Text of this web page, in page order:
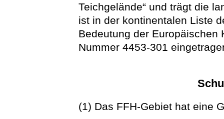
Teichgelände“ und trägt die
ist in der kontinentalen Liste
Bedeutung der Europäischen
Nummer 4453-301
(1) Das FFH-Gebiet hat eine